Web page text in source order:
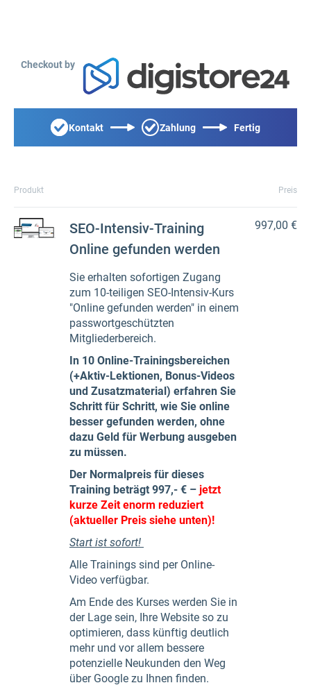
Checkout by
Kontakt Zahlung Fertig
Produkt Preis
SEO-Intensiv-Training
Online gefunden werden
Sie erhalten sofortigen Zugang
zum 10-teiligen SEO-Intensiv-Kurs
"Online gefunden werden" in einem
passwortgeschützten
Mitgliederbereich.
In 10 Online-Trainingsbereichen
(+Aktiv-Lektionen, Bonus-Videos
und Zusatzmaterial) erfahren Sie
Schritt für Schritt, wie Sie online
besser gefunden werden, ohne
dazu Geld für Werbung ausgeben
zu müssen.
Der Normalpreis für dieses
Training beträgt 997,- € – jetzt
kurze Zeit enorm reduziert
(aktueller Preis siehe unten)!
Start ist sofort!
Alle Trainings sind per Online-
Video verfügbar.
Am Ende des Kurses werden Sie in
der Lage sein, Ihre Website so zu
optimieren, dass künftig deutlich
mehr und vor allem bessere
potenzielle Neukunden den Weg
über Google zu Ihnen finden.
997,00 €